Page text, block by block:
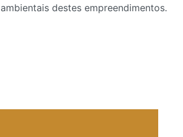
ambientais destes empreendimentos.